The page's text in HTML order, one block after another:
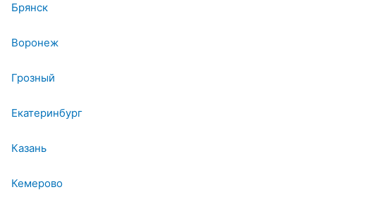
Брянск
Воронеж
Грозный
Екатеринбург
Казань
Кемерово